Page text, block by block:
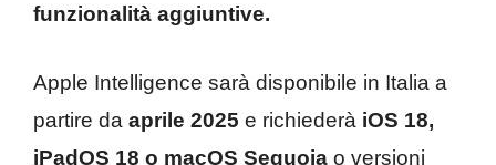
funzionalità aggiuntive.
Apple Intelligence sarà disponibile in Italia a
partire da aprile 2025 e richiederà iOS 18,
iPadOS 18 o macOS Sequoia o versioni